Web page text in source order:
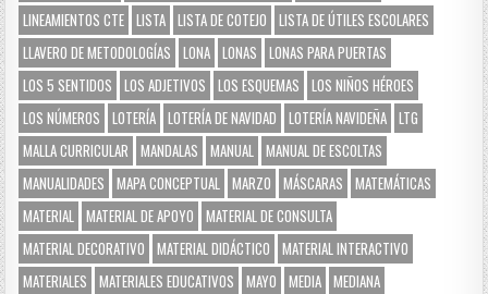
LINEAMIENTOS CTE LISTA LISTA DE COTEJO
LISTA DE ÚTILES ESCOLARES
LLAVERO DE METODOLOGÍAS
LONA LONAS
LONAS PARA PUERTAS
LOS 5 SENTIDOS
LOS ADJETIVOS LOS ESQUEMAS
LOS NIÑOS HÉROES
LOS NÚMEROS
LOTERÍA LOTERÍA DE NAVIDAD LOTERÍA NAVIDEÑA LTG
MALLA CURRICULAR
MANDALAS MANUAL MANUAL DE ESCOLTAS
MANUALIDADES
MAPA CONCEPTUAL MARZO MÁSCARAS
MATEMÁTICAS
MATERIAL MATERIAL DE APOYO
MATERIAL DE CONSULTA
MATERIAL DECORATIVO
MATERIAL DIDÁCTICO
MATERIAL INTERACTIVO
MATERIALES
MATERIALES EDUCATIVOS MAYO MEDIA MEDIANA